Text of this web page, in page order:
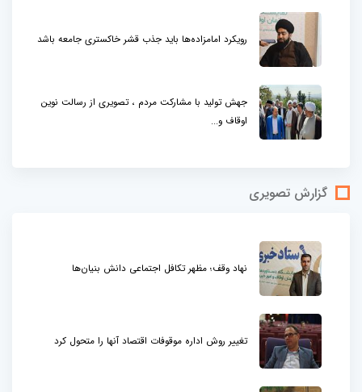
رویکرد امامزاده‌ها باید جذب قشر خاکستری جامعه باشد
جهش تولید با مشارکت مردم ، تصویری از رسالت نوین
اوقاف و...
گزارش تصویری
نهاد وقف؛ مظهر تکافل اجتماعی دانش بنیان‌ها
تغییر روش اداره موقوفات اقتصاد آنها را متحول کرد